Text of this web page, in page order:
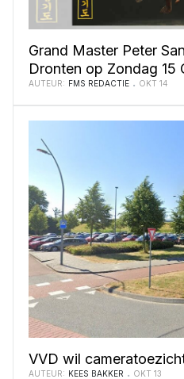
Grand Master Peter
Dronten op Zondag 15
AUTEUR: FMS REDACTIE OKT 14
VVD wil
AUTEUR: KEES BAKKER OKT 13